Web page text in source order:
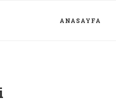
ANASAYFA